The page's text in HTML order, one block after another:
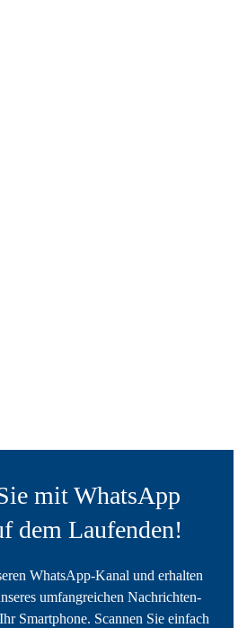
mit WhatsApp
dem Laufenden!
WhatsApp-Kanal und erhalten
umfangreichen Nachrichten-
Smartphone. Scannen Sie einfach